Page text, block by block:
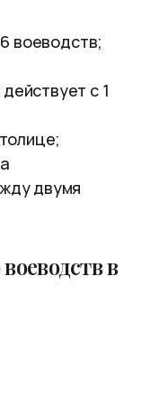
воеводств;
с 1
двумя
в